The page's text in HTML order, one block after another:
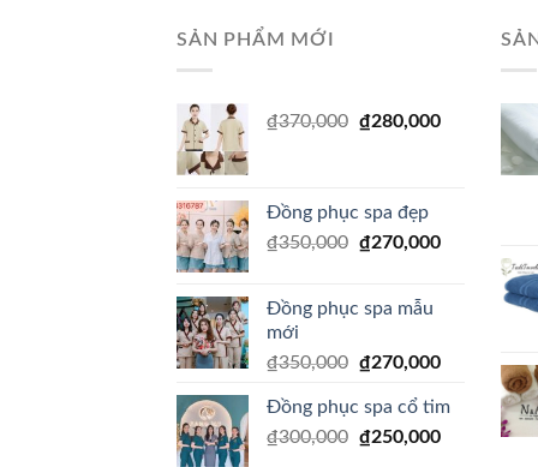
SẢN PHẨM MỚI
₫370,000 ₫280,000
Đồng phục spa đẹp
₫350,000 ₫270,000
Đồng phục spa mẫu
mới
₫350,000 ₫270,000
Đồng phục spa cổ tim
₫300,000 ₫250,000